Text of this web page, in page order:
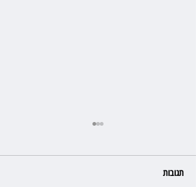
תגובות